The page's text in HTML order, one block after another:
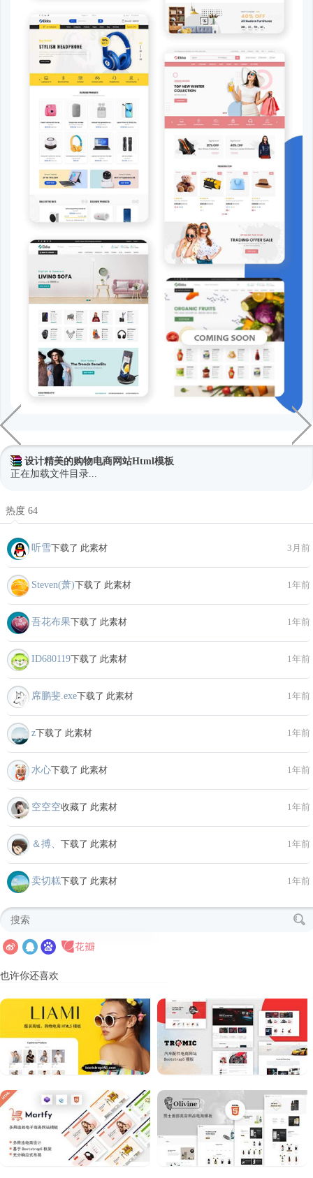
设计精美的购物电商网站Html模板
正在加载文件目录...
热度 64
听雪下载了 此素材 3月前
Steven(萧)下载了 此素材 1年前
吾花布果下载了 此素材 1年前
ID680119下载了 此素材 1年前
席鹏斐.exe下载了 此素材 1年前
z下载了 此素材 1年前
水心下载了 此素材 1年前
空空空收藏了 此素材 1年前
＆搏、 下载了 此素材 1年前
卖切糕下载了 此素材 1年前
也许你还喜欢